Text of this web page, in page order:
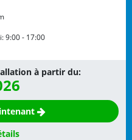
9:00 - 17:00
à partir du: